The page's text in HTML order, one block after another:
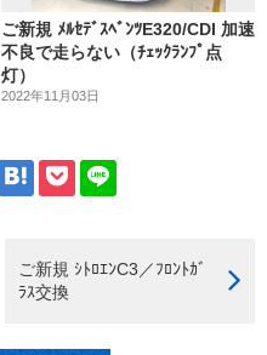
ご新規 ﾒﾙｾﾃﾞｽﾍﾞﾝﾂE320/CDI 加速
不良で走らない（ﾁｪｯｸﾗﾝﾌﾟ点
灯）
2022年11月03日
ご新規 ｼﾄﾛｴﾝC3／ﾌﾛﾝﾄｶﾞ
ﾗｽ交換